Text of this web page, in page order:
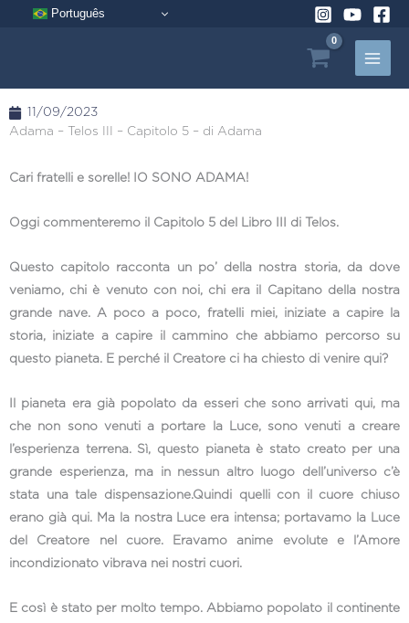
Português
11/09/2023
Adama – Telos III – Capitolo 5 – di Adama
Cari fratelli e sorelle! IO SONO ADAMA!
Oggi commenteremo il Capitolo 5 del Libro III di Telos.
Questo capitolo racconta un po’ della nostra storia, da dove
veniamo, chi è venuto con noi, chi era il Capitano della nostra
grande nave. A poco a poco, fratelli miei, iniziate a capire la
storia, iniziate a capire il cammino che abbiamo percorso su
questo pianeta. E perché il Creatore ci ha chiesto di venire qui?
Il pianeta era già popolato da esseri che sono arrivati qui, ma
che non sono venuti a portare la Luce, sono venuti a creare
l’esperienza terrena. Sì, questo pianeta è stato creato per una
grande esperienza, ma in nessun altro luogo dell’universo c’è
stata una tale dispensazione.Quindi quelli con il cuore chiuso
erano già qui. Ma la nostra Luce era intensa; portavamo la Luce
del Creatore nel cuore. Eravamo anime evolute e l’Amore
incondizionato vibrava nei nostri cuori.
E così è stato per molto tempo. Abbiamo popolato il continente